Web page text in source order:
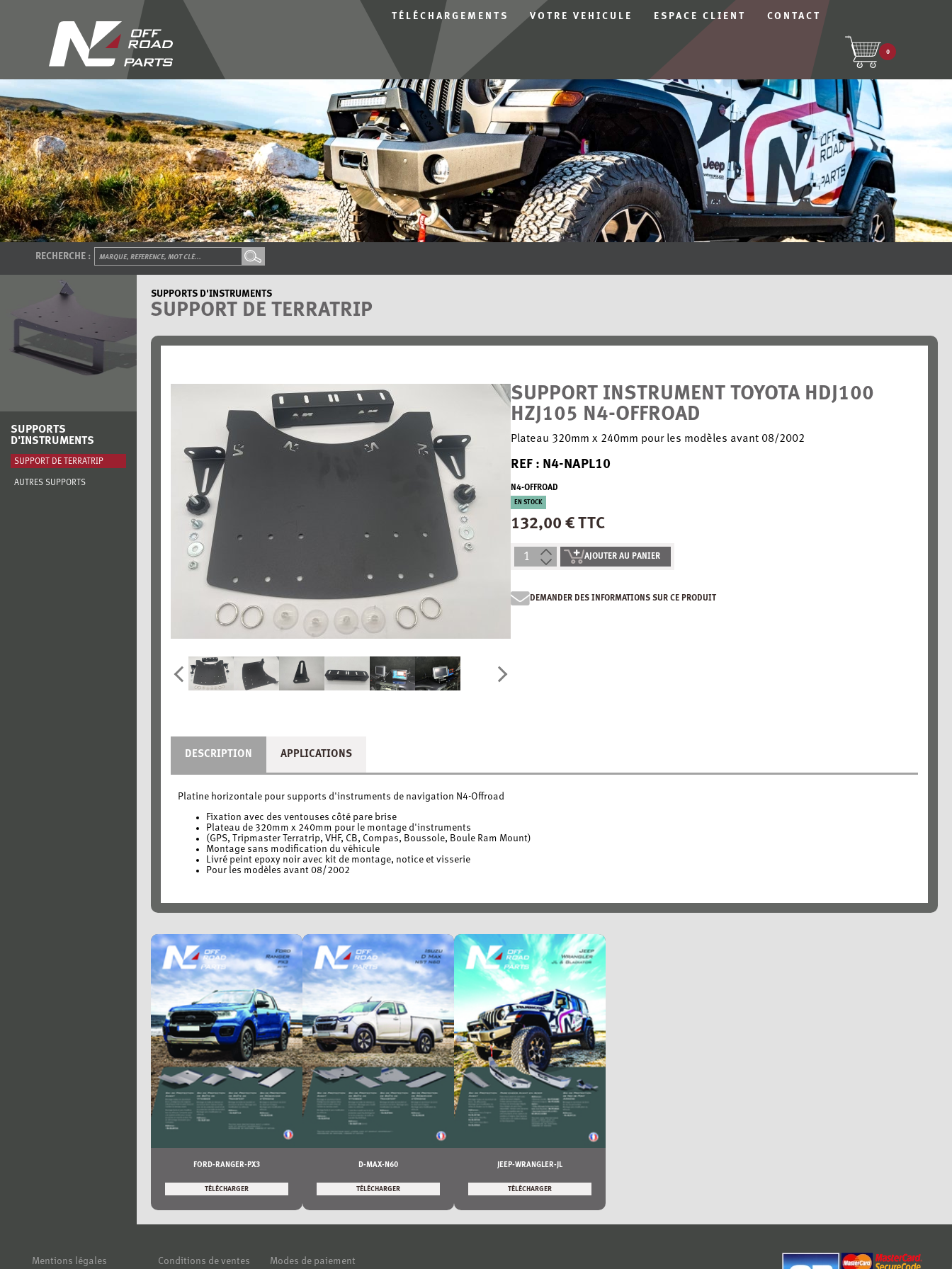
TÉLÉCHARGEMENTS VOTRE VEHICULE ESPACE CLIENT CONTACT
0
RECHERCHE :
SUPPORTS
D'INSTRUMENTS
SUPPORT DE TERRATRIP
AUTRES SUPPORTS
SUPPORTS D'INSTRUMENTS
SUPPORT DE TERRATRIP
SUPPORT INSTRUMENT TOYOTA HDJ100
HZJ105 N4-OFFROAD
Plateau 320mm x 240mm pour les modèles avant 08/2002
REF : N4-NAPL10
N4-OFFROAD
EN STOCK
132,00 € TTC
AJOUTER AU PANIER
DEMANDER DES INFORMATIONS SUR CE PRODUIT
DESCRIPTION APPLICATIONS
Platine horizontale pour supports d'instruments de navigation N4-Offroad
Fixation avec des ventouses côté pare brise
Plateau de 320mm x 240mm pour le montage d'instruments
(GPS, Tripmaster Terratrip, VHF, CB, Compas, Boussole, Boule Ram Mount)
Montage sans modification du véhicule
Livré peint epoxy noir avec kit de montage, notice et visserie
Pour les modèles avant 08/2002
FORD-RANGER-PX3
TÉLÉCHARGER
D-MAX-N60
TÉLÉCHARGER
JEEP-WRANGLER-JL
TÉLÉCHARGER
Mentions légales Conditions de ventes Modes de paiement